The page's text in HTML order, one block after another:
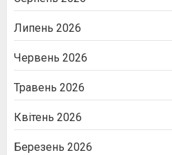
Липень 2026
Червень 2026
Травень 2026
Квітень 2026
Березень 2026